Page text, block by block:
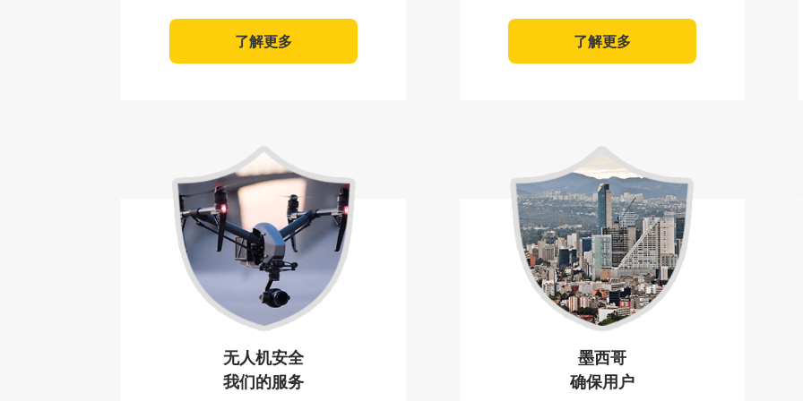
了解更多 了解更多
无人机安全
我们的服务
墨西哥
确保用户